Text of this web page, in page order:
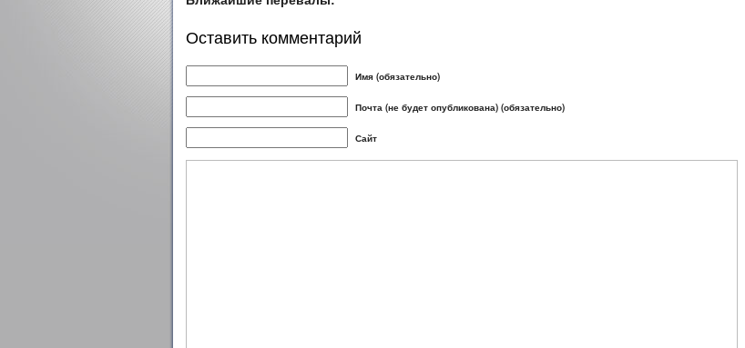
Оставить комментарий
Имя (обязательно)
Почта (не будет опубликована) (обязательно)
Сайт